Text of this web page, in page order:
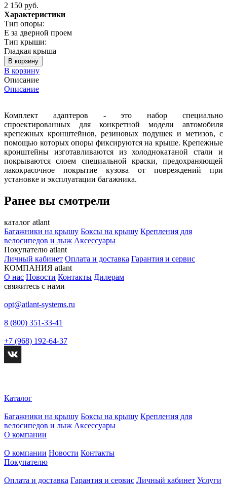
2 150 руб.
Характеристики
Тип опоры:
E за дверной проем
Тип крыши:
Гладкая крыша
В корзину
В корзину
Описание
Описание
Комплект адаптеров - это набор специально
спроектированных для конкретной модели автомобиля
крепежных кронштейнов, резиновых подушек и метизов, с
помощью которых опоры фиксируются на крыше. Крепежные
кронштейны изготавливаются из холоднокатаной стали и
покрываются слоем специальной краски, предохраняющей
лакокрасочное покрытие кузова от повреждений при
установке и эксплуатации багажника.
Ранее вы смотрели
каталог atlant
Багажники на крышу Боксы на крышу Крепления для
велосипедов и лыж Аксессуары
Покупателю atlant
Личный кабинет Оплата и доставка Гарантия и сервис
КОМПАНИЯ atlant
О нас Новости Контакты Дилерам
свяжитесь с нами
opt@atlant-systems.ru
8 (800) 351-33-41
+7 (968) 192-64-37
Каталог
Багажники на крышу Боксы на крышу Крепления для
велосипедов и лыж Аксессуары
О компании
О компании Новости Контакты
Покупателю
Оплата и доставка Гарантия и сервис Личный кабинет Услуги